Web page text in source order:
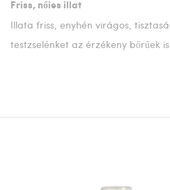
Friss, nőies illat
Illata friss, enyhén virágos,
testzselénket az érzékeny bőrűek